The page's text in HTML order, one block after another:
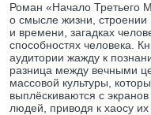
Роман «Начало Третьего
о смысле жизни, строении
и времени, загадках
способностях человека.
аудитории жажду к
разница между вечными
массовой культуры,
выплёскиваются с
людей, приводя к хаосу